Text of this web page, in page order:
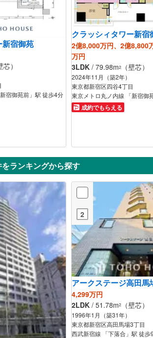
新宿御苑
芯）
宿御苑前」駅 徒歩4分
クラッシィタワー新宿
2億8,000万円、2億8,800
万円
3LDK / 79.98m2 （壁芯）
2024年11月（築2年）
東京都新宿区四谷4丁目
東京メトロ丸ノ内線 「新宿御
成約でもらえる
ランキングから探す
2
アークステージ高田馬
4,299万円
2LDK / 51.78m2 （壁芯）
1996年1月（築31年）
東京都新宿区高田馬場3丁目
西武新宿線 「下落合」駅 徒歩